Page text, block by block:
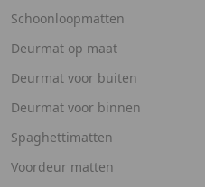
Schoonloopmatten
Deurmat op maat
Deurmat voor buiten
Deurmat voor binnen
Spaghettimatten
Voordeur matten